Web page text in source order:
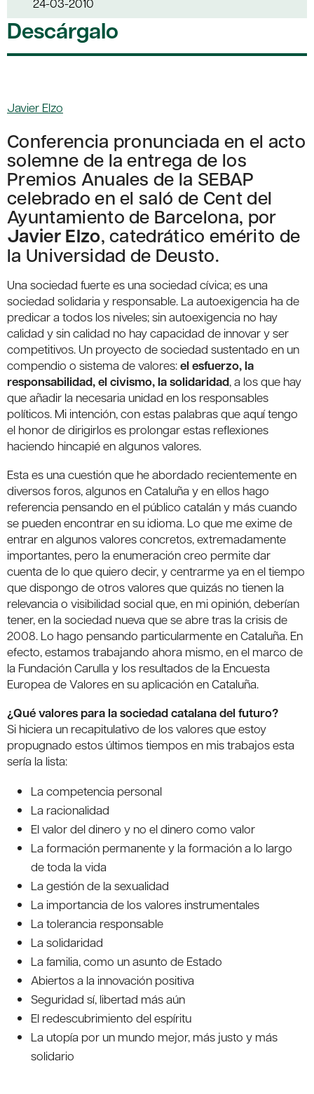
Descárgalo
Javier Elzo
Conferencia pronunciada en el acto
solemne de la entrega de los
Premios Anuales de la SEBAP
celebrado en el saló de Cent del
Ayuntamiento de Barcelona, por
Javier Elzo, catedrático emérito de
la Universidad de Deusto.
Una sociedad fuerte es una sociedad cívica; es una
sociedad solidaria y responsable. La autoexigencia ha de
predicar a todos los niveles; sin autoexigencia no hay
calidad y sin calidad no hay capacidad de innovar y ser
competitivos. Un proyecto de sociedad sustentado en un
compendio o sistema de valores:el esfuerzo, la
responsabilidad, el civismo, la solidaridad, a los que hay
que añadir la necesaria unidad en los responsables
políticos. Mi intención, con estas palabras que aquí tengo
el honor de dirigirlos es prolongar estas reflexiones
haciendo hincapié en algunos valores.
Esta es una cuestión que he abordado recientemente en
diversos foros, algunos en Cataluña y en ellos hago
referencia pensando en el público catalán y más cuando
se pueden encontrar en su idioma. Lo que me exime de
entrar en algunos valores concretos, extremadamente
importantes, pero la enumeración creo permite dar
cuenta de lo que quiero decir, y centrarme ya en el tiempo
que dispongo de otros valores que quizás no tienen la
relevancia o visibilidad social que, en mi opinión, deberían
tener, en la sociedad nueva que se abre tras la crisis de
2008. Lo hago pensando particularmente en Cataluña. En
efecto, estamos trabajando ahora mismo, en el marco de
la Fundación Carulla y los resultados de la Encuesta
Europea de Valores en su aplicación en Cataluña.
¿Qué valores para la sociedad catalana del futuro?
Si hiciera un recapitulativo de los valores que estoy
propugnado estos últimos tiempos en mis trabajos esta
sería la lista:
La competencia personal
La racionalidad
El valor del dinero y no el dinero como valor
La formación permanente y la formación a lo largo
de toda la vida
La gestión de la sexualidad
La importancia de los valores instrumentales
La tolerancia responsable
La solidaridad
La familia, como un asunto de Estado
Abiertos a la innovación positiva
Seguridad sí, libertad más aún
El redescubrimiento del espíritu
La utopía por un mundo mejor, más justo y más
solidario